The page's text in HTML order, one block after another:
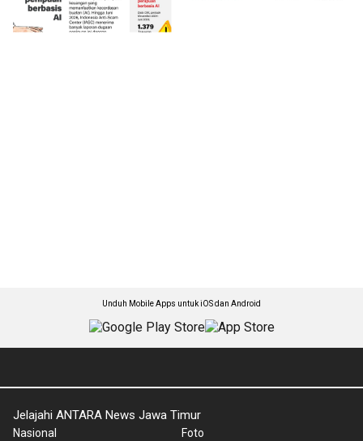
Unduh Mobile Apps untuk iOS dan Android
Jelajahi ANTARA News Jawa Timur
Nasional
Foto